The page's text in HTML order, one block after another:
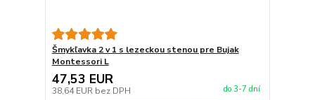
Šmykľavka 2 v 1 s lezeckou stenou pre Bujak
Montessori L
47,53 EUR
38,64 EUR bez DPH do 3-7 dní